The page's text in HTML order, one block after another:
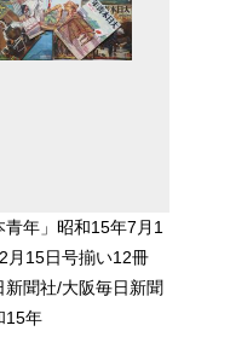
青年」昭和15年7月1
月15日号揃い12冊
新聞社/大阪毎日新聞
年